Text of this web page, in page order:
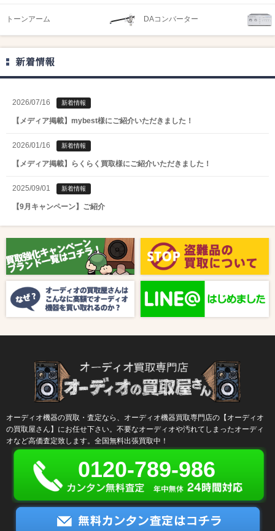
トーンアーム DAコンバーター
新着情報
2026/07/16 新着情報
【メディア掲載】mybest様にご紹介いただきました！
2026/01/16 新着情報
【メディア掲載】らくらく買取様にご紹介いただきました！
2025/09/01 新着情報
【9月キャンペーン】ご紹介
【8月キャンペーン】ご紹介
2024/10/04 新着情報
【ラジオ番組放送のお知らせ】
オーディオ機器の買取・査定なら、オーディオ機器買取専門店の【オーディオ
の買取屋さん】にお任せ下さい。不要なオーディオや汚れてしまったオーディ
オなど高価査定致します。全国無料出張買取中！
0120-789-986